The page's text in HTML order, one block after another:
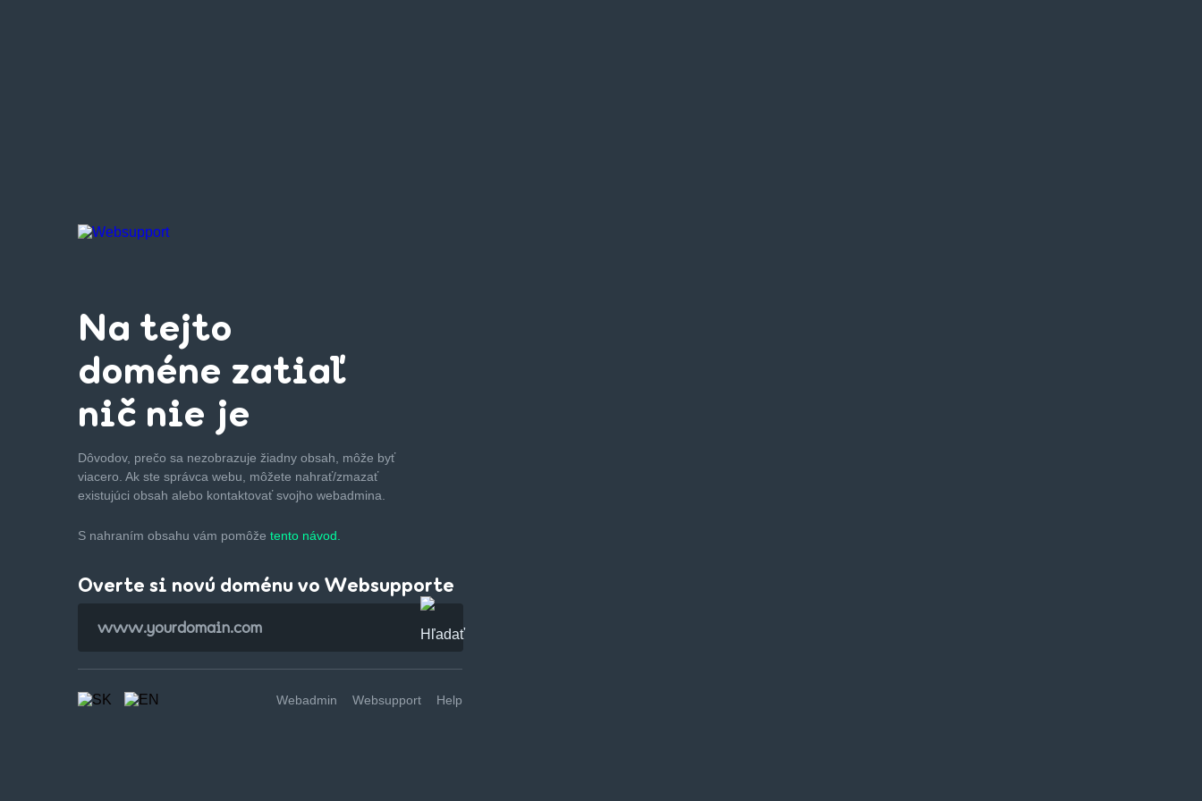
Na tejto
doméne zatiaľ
nič nie je
Dôvodov, prečo sa nezobrazuje žiadny obsah, môže byť
viacero. Ak ste správca webu, môžete nahrať/zmazať
existujúci obsah alebo kontaktovať svojho webadmina.
S nahraním obsahu vám pomôže tento návod.
Overte si novú doménu vo Websupporte
Webadmin Websupport Help